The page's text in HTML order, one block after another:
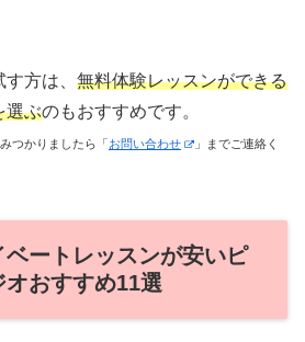
方は、 無料体験レッスンができる
選ぶのもおすすめです。
つかりましたら「お問い合わせ 」までご連絡く
ートレッスンが安いピ
おすすめ11選